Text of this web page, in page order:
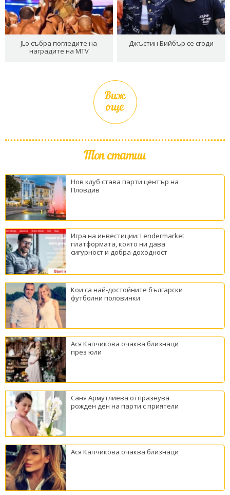
JLo събра погледите на
наградите на MTV
Джъстин Бийбър се сгоди
Виж
още
Топ статии
Нов клуб става парти център на
Пловдив
Игра на инвестиции: Lendermarket
платформата, която ни дава
сигурност и добра доходност
Кои са най-достойните български
футболни половинки
Ася Капчикова очаква близнаци
през юли
Саня Армутлиева отпразнува
рожден ден на парти с приятели
Ася Капчикова очаква близнаци